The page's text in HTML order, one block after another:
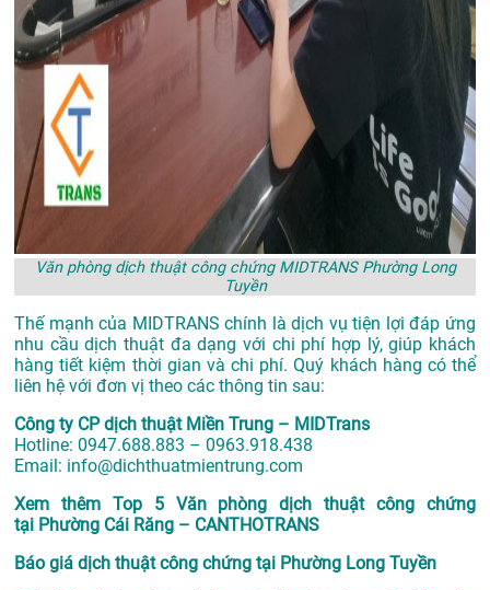
Văn phòng dịch thuật công chứng MIDTRANS Phường Long
Tuyền
Thế mạnh của MIDTRANS chính là dịch vụ tiện lợi đáp ứng
nhu cầu dịch thuật đa dạng với chi phí hợp lý, giúp khách
hàng tiết kiệm thời gian và chi phí. Quý khách hàng có thể
liên hệ với đơn vị theo các thông tin sau:
Công ty CP dịch thuật Miền Trung – MIDTrans
Hotline: 0947.688.883 – 0963.918.438
Email: info@dichthuatmientrung.com
Xem thêm Top 5 Văn phòng dịch thuật công chứng
tại Phường Cái Răng – CANTHOTRANS
Báo giá dịch thuật công chứng tại Phường Long Tuyền